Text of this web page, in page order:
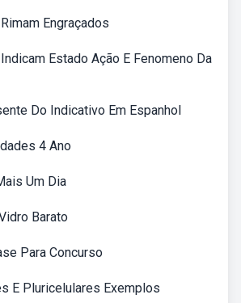
Engraçados
Estado Ação E Fenomeno Da
Do Indicativo Em Espanhol
4 Ano
Um Dia
Barato
Para Concurso
E Pluricelulares Exemplos